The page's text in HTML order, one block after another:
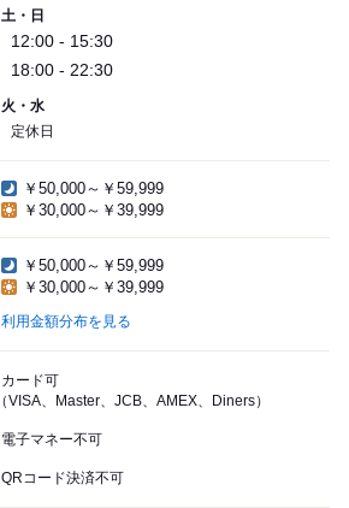
土・日
12:00 - 15:30
18:00 - 22:30
火・水
定休日
￥50,000～￥59,999
￥30,000～￥39,999
￥50,000～￥59,999
￥30,000～￥39,999
利用金額分布を見る
カード可
（VISA、Master、JCB、AMEX、Diners）
電子マネー不可
QRコード決済不可